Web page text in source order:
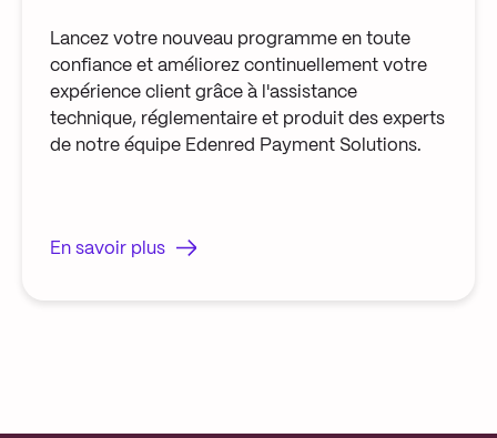
Lancez votre nouveau programme en toute
confiance et améliorez continuellement votre
expérience client grâce à l'assistance
technique, réglementaire et produit des experts
de notre équipe Edenred Payment Solutions.
En savoir plus